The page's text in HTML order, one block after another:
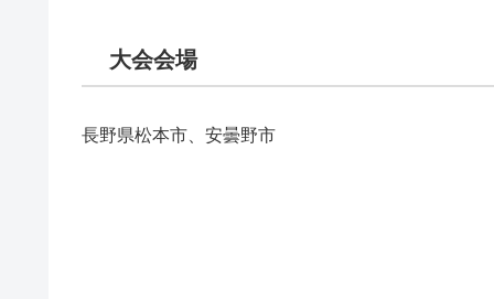
大会会場
長野県松本市、安曇野市